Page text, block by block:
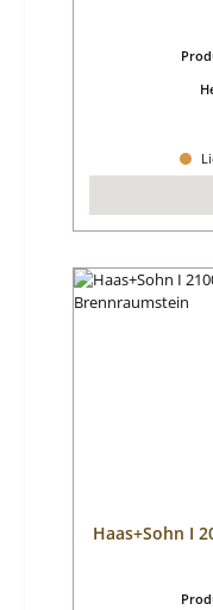
Haas+Sohn I